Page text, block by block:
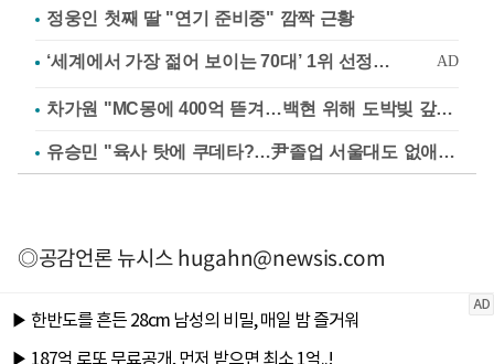
정웅인 첫째 딸 "연기 준비중" 깜짝 근황
차가원 "MC몽에 400억 뜯겨…백현 위해 도박빚 갚아줘"
유승민 "육사 탓에 쿠데타?…尹졸업 서울대도 없애나"
◎공감언론 뉴시스hugahn@newsis.com